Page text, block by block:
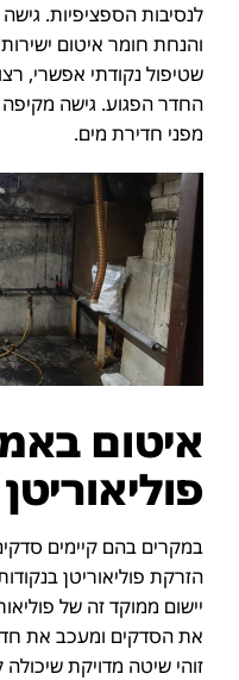
לנסיבות הספציפיות.
והנחת חומר איטום
שטיפול נקודתי אפשרי,
החדר הפגוע. גישה מקיפה
מפני חדירת מים.
איטום
פוליאוריטן
במקרים בהם קיימים
הזרקת פוליאוריטן
יישום ממוקד זה של
את הסדקים ומעכב את
זוהי שיטה מדויקת